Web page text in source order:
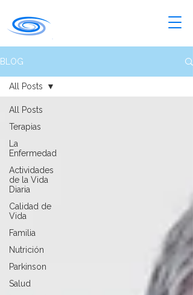
BLOG
All Posts
Terapias
La
Enfermedad
Actividades
de la Vida
Diaria
Calidad de
Vida
Familia
Nutrición
Parkinson
Salud
All Posts